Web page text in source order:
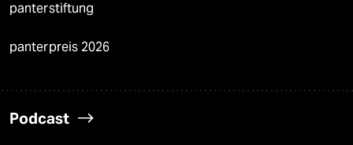
panterstiftung
panterpreis 2026
Podcast